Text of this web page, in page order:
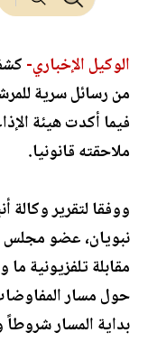
الوكيل الإخباري-
من رسائل سرية
فيما أكدت هيئة
ملاحقته قانونيا.
ووفقا لتقرير
نبويان، عضو مجلس
مقابلة تلفزيونية
حول مسار
بداية المسار